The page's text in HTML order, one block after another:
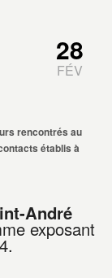
rencontrés au
établis à
André
exposant
28
FÉV